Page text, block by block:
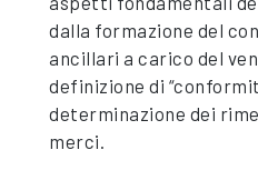
dalla formazione del
ancillari a carico del
definizione di
determinazione dei
merci.